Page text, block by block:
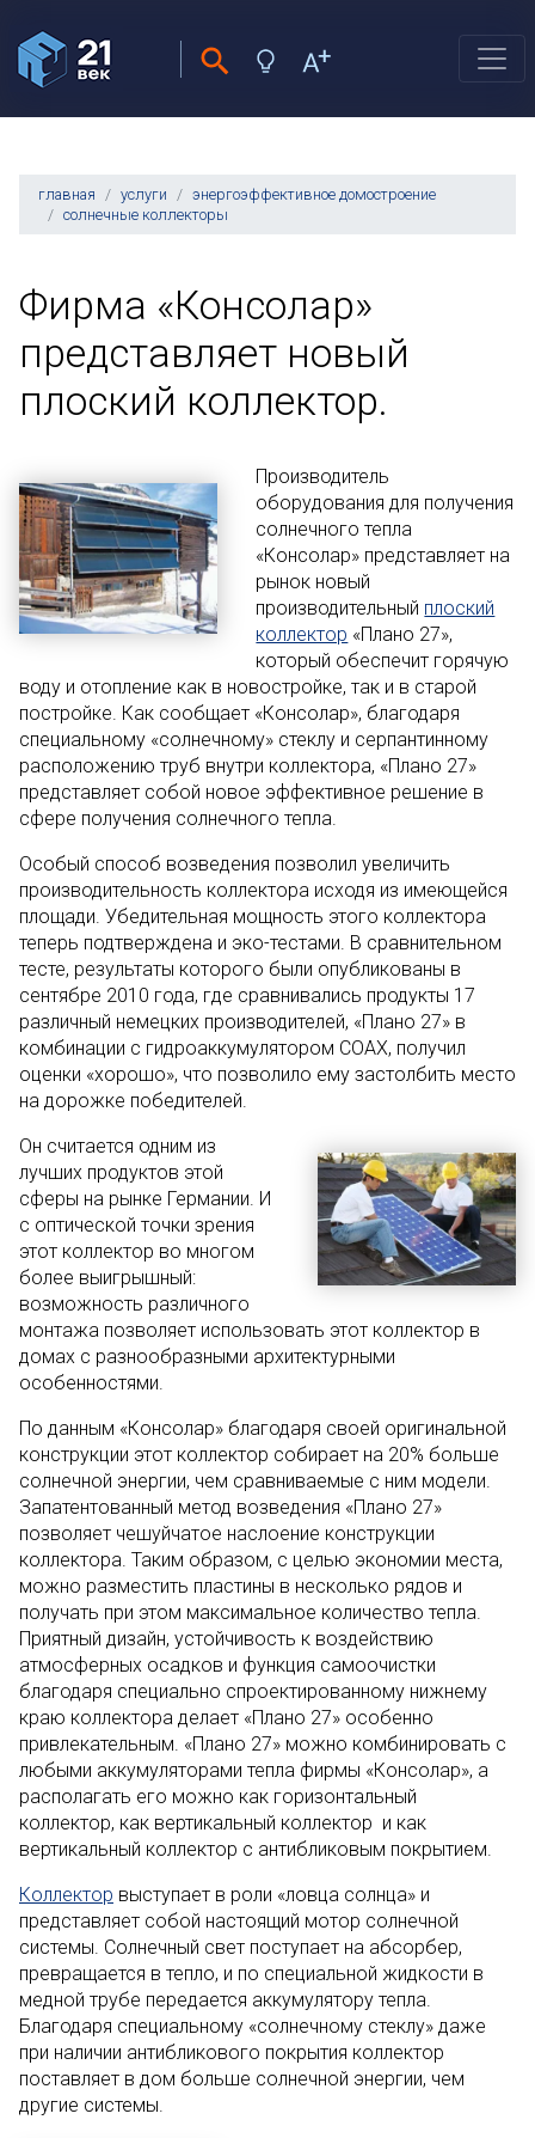
главная услуги
энергоэффективное домостроение
солнечные коллекторы
Фирма «Консолар»
представляет новый
плоский коллектор.
Производитель
оборудования для получения
солнечного тепла
«Консолар» представляет на
рынок новый
производительный плоский
коллектор «Плано 27»,
который обеспечит горячую
воду и отопление как в новостройке, так и в старой
постройке. Как сообщает «Консолар», благодаря
специальному «солнечному» стеклу и серпантинному
расположению труб внутри коллектора, «Плано 27»
представляет собой новое эффективное решение в
сфере получения солнечного тепла.
Особый способ возведения позволил увеличить
производительность коллектора исходя из имеющейся
площади. Убедительная мощность этого коллектора
теперь подтверждена и эко-тестами. В сравнительном
тесте, результаты которого были опубликованы в
сентябре 2010 года, где сравнивались продукты 17
различный немецких производителей, «Плано 27» в
комбинации с гидроаккумулятором COAX, получил
оценки «хорошо», что позволило ему застолбить место
на дорожке победителей.
Он считается одним из
лучших продуктов этой
сферы на рынке Германии. И
с оптической точки зрения
этот коллектор во многом
более выигрышный:
возможность различного
монтажа позволяет использовать этот коллектор в
домах с разнообразными архитектурными
особенностями.
По данным «Консолар» благодаря своей оригинальной
конструкции этот коллектор собирает на 20% больше
солнечной энергии, чем сравниваемые с ним модели.
Запатентованный метод возведения «Плано 27»
позволяет чешуйчатое наслоение конструкции
коллектора. Таким образом, с целью экономии места,
можно разместить пластины в несколько рядов и
получать при этом максимальное количество тепла.
Приятный дизайн, устойчивость к воздействию
атмосферных осадков и функция самоочистки
благодаря специально спроектированному нижнему
краю коллектора делает «Плано 27» особенно
привлекательным. «Плано 27» можно комбинировать с
любыми аккумуляторами тепла фирмы «Консолар», а
располагать его можно как горизонтальный
коллектор, как вертикальный коллектор и как
вертикальный коллектор с антибликовым покрытием.
Коллектор выступает в роли «ловца солнца» и
представляет собой настоящий мотор солнечной
системы. Солнечный свет поступает на абсорбер,
превращается в тепло, и по специальной жидкости в
медной трубе передается аккумулятору тепла.
Благодаря специальному «солнечному стеклу» даже
при наличии антибликового покрытия коллектор
поставляет в дом больше солнечной энергии, чем
другие системы.